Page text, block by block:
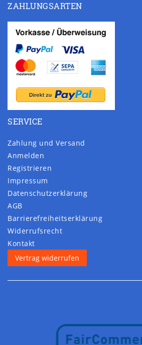
ZAHLUNGSARTEN
SERVICE
Zahlung und Versand
Anmelden
Registrieren
Impressum
Daten­schutz­erklärung
AGB
Barrierefreiheitserklärung
Widerrufs­recht
Kontakt
Vertrag widerrufen